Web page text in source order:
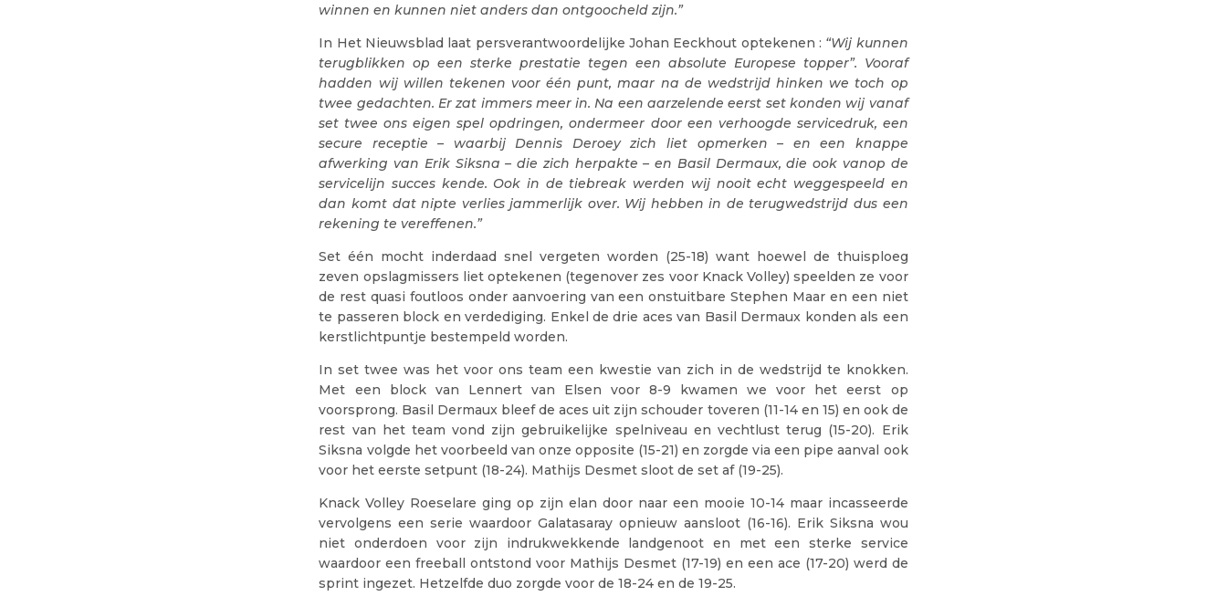
winnen en kunnen niet anders dan ontgoocheld zijn.”
In Het Nieuwsblad laat persverantwoordelijke Johan Eeckhout optekenen : “Wij kunnen
terugblikken op een sterke prestatie tegen een absolute Europese topper”. Vooraf
hadden wij willen tekenen voor één punt, maar na de wedstrijd hinken we toch op
twee gedachten. Er zat immers meer in. Na een aarzelende eerst set konden wij vanaf
set twee ons eigen spel opdringen, ondermeer door een verhoogde servicedruk, een
secure receptie – waarbij Dennis Deroey zich liet opmerken – en een knappe
afwerking van Erik Siksna – die zich herpakte – en Basil Dermaux, die ook vanop de
servicelijn succes kende. Ook in de tiebreak werden wij nooit echt weggespeeld en
dan komt dat nipte verlies jammerlijk over. Wij hebben in de terugwedstrijd dus een
rekening te vereffenen.”
Set één mocht inderdaad snel vergeten worden (25-18) want hoewel de thuisploeg
zeven opslagmissers liet optekenen (tegenover zes voor Knack Volley) speelden ze voor
de rest quasi foutloos onder aanvoering van een onstuitbare Stephen Maar en een niet
te passeren block en verdediging. Enkel de drie aces van Basil Dermaux konden als een
kerstlichtpuntje bestempeld worden.
In set twee was het voor ons team een kwestie van zich in de wedstrijd te knokken.
Met een block van Lennert van Elsen voor 8-9 kwamen we voor het eerst op
voorsprong. Basil Dermaux bleef de aces uit zijn schouder toveren (11-14 en 15) en ook de
rest van het team vond zijn gebruikelijke spelniveau en vechtlust terug (15-20). Erik
Siksna volgde het voorbeeld van onze opposite (15-21) en zorgde via een pipe aanval ook
voor het eerste setpunt (18-24). Mathijs Desmet sloot de set af (19-25).
Knack Volley Roeselare ging op zijn elan door naar een mooie 10-14 maar incasseerde
vervolgens een serie waardoor Galatasaray opnieuw aansloot (16-16). Erik Siksna wou
niet onderdoen voor zijn indrukwekkende landgenoot en met een sterke service
waardoor een freeball ontstond voor Mathijs Desmet (17-19) en een ace (17-20) werd de
sprint ingezet. Hetzelfde duo zorgde voor de 18-24 en de 19-25.